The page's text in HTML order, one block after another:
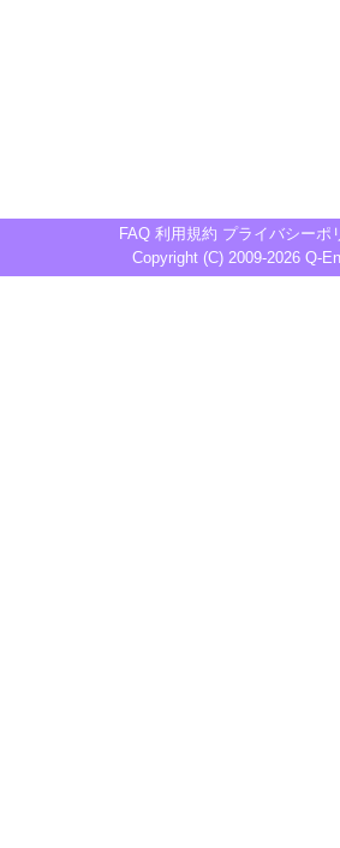
FAQ 利用規約 プライバシーポ
Copyright (C) 2009-2026 Q-